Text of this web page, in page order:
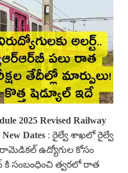
2025 Revised Railway
Dates : రైల్వే శాఖలో రైల్వే
ఉద్యోగుల కోసం
సంబంధించి త్వరలో రాత